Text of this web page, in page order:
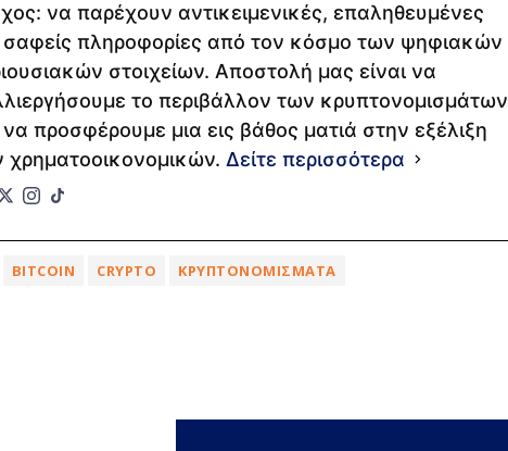
να παρέχουν αντικειμενικές, επαληθευμένες
σαφείς πληροφορίες από τον κόσμο των ψηφιακών
στοιχείων. Αποστολή μας είναι να
το περιβάλλον των κρυπτονομισμάτων
να προσφέρουμε μια εις βάθος ματιά στην εξέλιξη
χρηματοοικονομικών. Δείτε περισσότερα
BITCOIN CRYPTO ΚΡΥΠΤΟΝΟΜΊΣΜΑΤΑ